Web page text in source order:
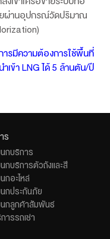
ยผ่านอุปกรณ์วัดปริมาณ
ารมีความต้องการใช้พื้นที่
ำเข้า LNG ได้ 5 ล้านตัน/ปี
ร
กบริการ
กบริการตัวถังและสี
กอะไหล่
กประกันภัย
กลูกค้าสัมพันธ์
ารรถเช่า